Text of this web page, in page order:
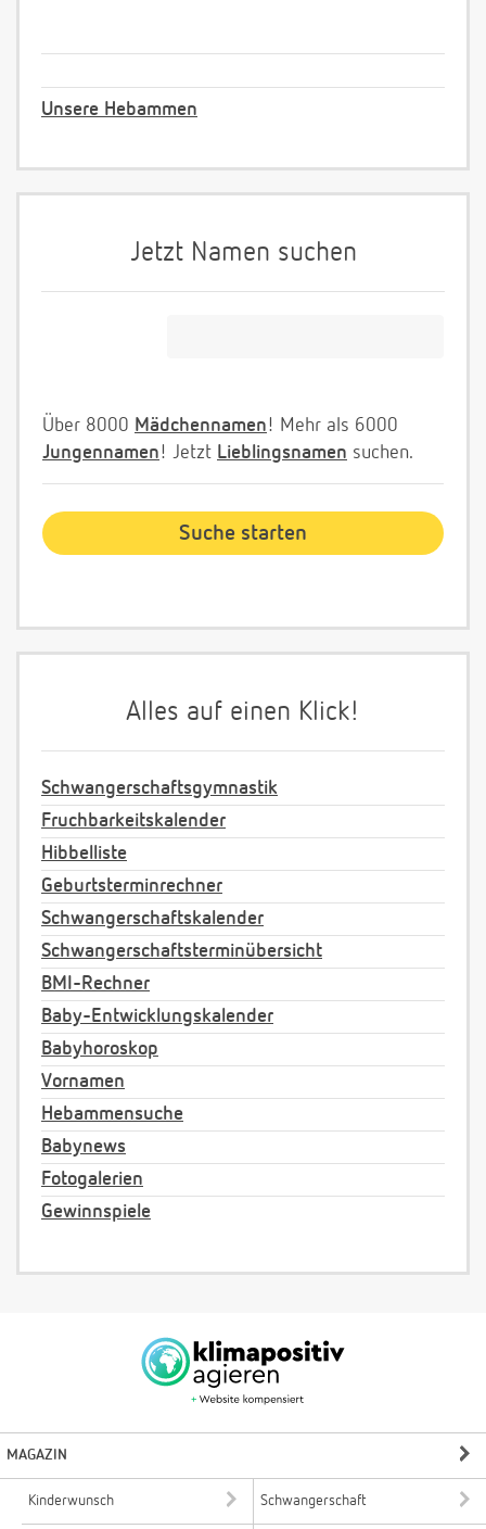
Unsere Hebammen
Jetzt Namen suchen
Über 8000 Mädchennamen! Mehr als 6000
Jungennamen! Jetzt Lieblingsnamen suchen.
Alles auf einen Klick!
Schwangerschaftsgymnastik
Fruchbarkeitskalender
Hibbelliste
Geburtsterminrechner
Schwangerschaftskalender
Schwangerschaftsterminübersicht
BMI-Rechner
Baby-Entwicklungskalender
Babyhoroskop
Vornamen
Hebammensuche
Babynews
Fotogalerien
Gewinnspiele
MAGAZIN
Kinderwunsch Schwangerschaft